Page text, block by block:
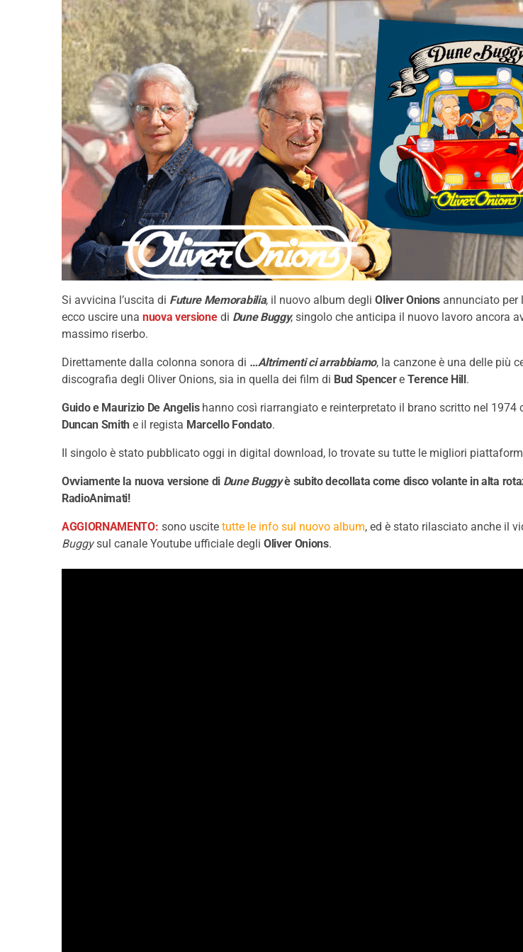
Si avvicina l’uscita di Future Memorabilia, il nuovo album degliOliver Onions annunciato per
ecco uscire una nuova versionedi Dune Buggy, singolo che anticipa il nuovo lavoro ancora
massimo riserbo.
Direttamente dalla colonna sonora di …Altrimenti ci arrabbiamo, la canzone è una delle più
discografia degli Oliver Onions, sia in quella dei film di Bud SpencereTerence Hill .
Guido e Maurizio De Angelishanno così riarrangiato e reinterpretato il brano scritto nel 1974
Duncan Smith e il regista Marcello Fondato.
Il singolo è stato pubblicato oggi in digital download, lo trovate su tutte le migliori
Ovviamente la nuova versione di Dune Buggyè subito decollata come disco volante in alta
RadioAnimati!
AGGIORNAMENTO: sono uscite tutte le info sul nuovo album, ed è stato rilasciato anche il
Buggysul canale Youtube ufficiale degli Oliver Onions.